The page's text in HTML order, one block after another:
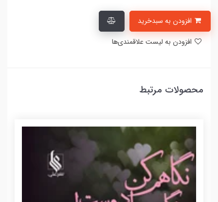
محصولات مرتبط